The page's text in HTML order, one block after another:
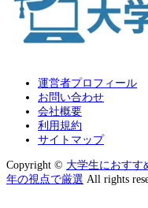
運営者プロフィール
お問い合わせ
会社概要
利用規約
サイトマップ
Copyright © 大学生におすす
年の視点で厳選 All rights